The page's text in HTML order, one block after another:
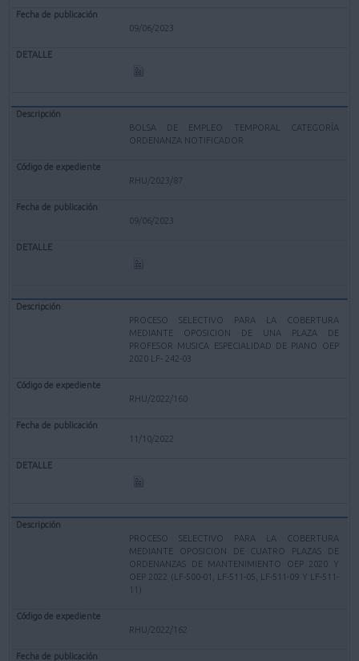
09/06/2023
BOLSA DE EMPLEO TEMPORAL CATEGORÍA
ORDENANZA NOTIFICADOR
RHU/2023/87
09/06/2023
PROCESO SELECTIVO PARA LA COBERTURA
MEDIANTE OPOSICION DE UNA PLAZA DE
PROFESOR MUSICA ESPECIALIDAD DE PIANO OEP
2020 LF- 242-03
RHU/2022/160
11/10/2022
PROCESO SELECTIVO PARA LA COBERTURA
MEDIANTE OPOSICION DE CUATRO PLAZAS DE
ORDENANZAS DE MANTENIMIENTO OEP 2020 Y
OEP 2022 (LF-500-01, LF-511-05, LF-511-09 Y LF-511-
11)
RHU/2022/162